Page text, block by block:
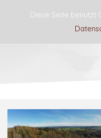
Diese Seite benutzt